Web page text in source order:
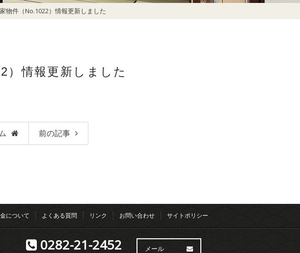
物件（No.1022）情報更新しました
）情報更新しました
前の記事
について よくある質問 リンク お問い合わせ サイトポリシー
0282-21-2452 メール